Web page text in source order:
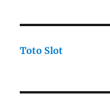
Toto Slot